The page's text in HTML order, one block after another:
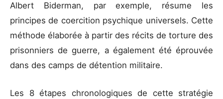
Albert Biderman, par exemple, résume les
principes de coercition psychique universels. Cette
méthode élaborée à partir des récits de torture des
prisonniers de guerre, a également été éprouvée
dans des camps de détention militaire.
Les 8 étapes chronologiques de cette stratégie